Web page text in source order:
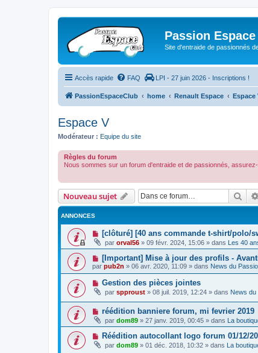
Passion
Site d'entraide de passionnés
Accès rapide FAQ LPI - 27 juin 2026 - Inscriptions !
PassionEspaceClub home Renault Espace Espace
Espace V
Modérateur : Equipe du site
Règles du forum
Nous sommes sur un forum d'entraide et de passionnés,
Nouveau sujet
ANNONCES
[clôturé] [40 ans commande t-shirt/polo/
par orval56 » 09 févr. 2024, 15:06 » dans Les 40
[Important] Mise à jour des profils -
par pub2n » 06 avr. 2020, 11:09 » dans News du
Gestion des pièces jointes
par spproust » 08 juil. 2019, 12:24 » dans News du
réédition banniere forum, mi fevrier 2019
par dom89 » 27 janv. 2019, 00:45 » dans La
Réédition autocollant logo forum 01/12/
par dom89 » 01 déc. 2018, 10:32 » dans La